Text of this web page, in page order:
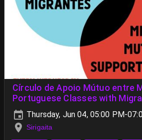
Círculo de Apoio Mútuo entre
Portuguese Classes with
Thursday, Jun 04, 05:00 PM-
Sirigaita